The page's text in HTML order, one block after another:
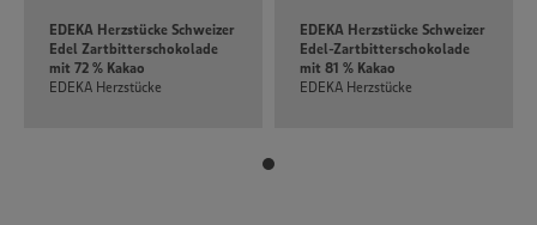
EDEKA Herzstücke Schweizer
Edel Zartbitterschokolade
mit 72 % Kakao
EDEKA Herzstücke
EDEKA Herzstücke Schweizer
Edel-Zartbitterschokolade
mit 81 % Kakao
EDEKA Herzstücke